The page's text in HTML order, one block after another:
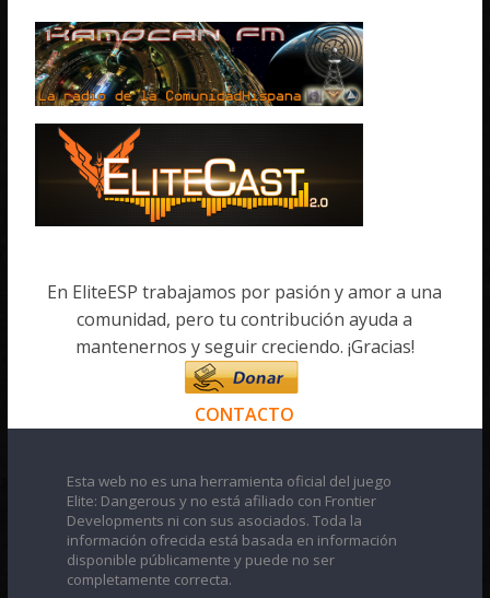
En EliteESP trabajamos por pasión y amor a una
comunidad, pero tu contribución ayuda a
mantenernos y seguir creciendo. ¡Gracias!
CONTACTO
Esta web no es una herramienta oficial del juego
Elite: Dangerous y no está afiliado con Frontier
Developments ni con sus asociados. Toda la
información ofrecida está basada en información
disponible públicamente y puede no ser
completamente correcta.